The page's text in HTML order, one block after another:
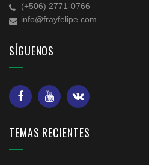
(+506) 2771-0766
info@frayfelipe.com
SÍGUENOS
TEMAS RECIENTES